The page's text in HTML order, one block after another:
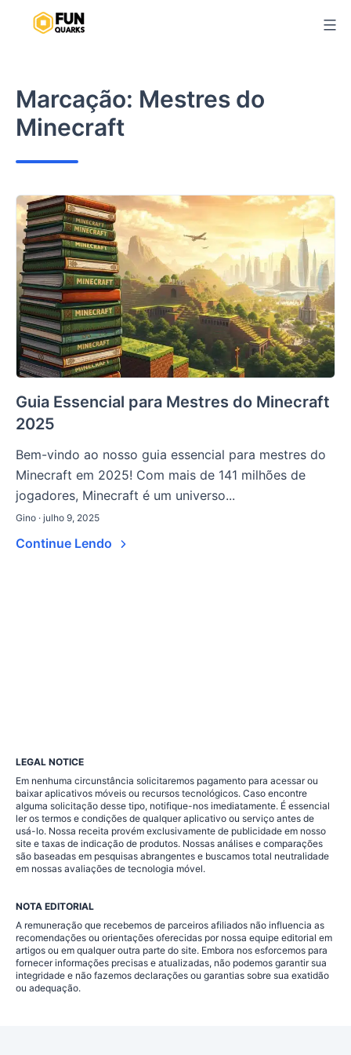
Marcação: Mestres do
Minecraft
Guia Essencial para Mestres do Minecraft
2025
Bem-vindo ao nosso guia essencial para mestres do
Minecraft em 2025! Com mais de 141 milhões de
jogadores, Minecraft é um universo...
Gino · julho 9, 2025
Continue Lendo
LEGAL NOTICE
Em nenhuma circunstância solicitaremos pagamento para acessar ou
baixar aplicativos móveis ou recursos tecnológicos. Caso encontre
alguma solicitação desse tipo, notifique-nos imediatamente. É essencial
ler os termos e condições de qualquer aplicativo ou serviço antes de
usá-lo. Nossa receita provém exclusivamente de publicidade em nosso
site e taxas de indicação de produtos. Nossas análises e comparações
são baseadas em pesquisas abrangentes e buscamos total neutralidade
em nossas avaliações de tecnologia móvel.
NOTA EDITORIAL
A remuneração que recebemos de parceiros afiliados não influencia as
recomendações ou orientações oferecidas por nossa equipe editorial em
artigos ou em qualquer outra parte do site. Embora nos esforcemos para
fornecer informações precisas e atualizadas, não podemos garantir sua
integridade e não fazemos declarações ou garantias sobre sua exatidão
ou adequação.